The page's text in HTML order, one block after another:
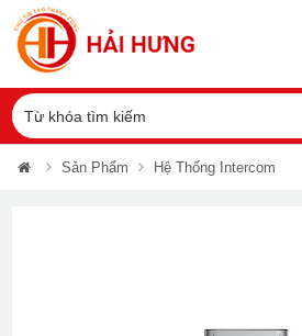
Sản Phẩm Hệ Thống Intercom